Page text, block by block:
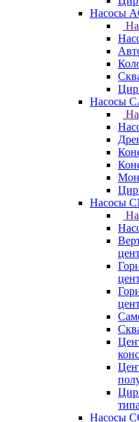
Насосы
Насосы
Насосы
Насосы